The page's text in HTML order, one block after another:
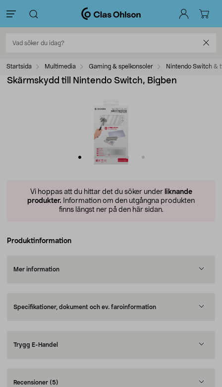
Startsida Multimedia Gaming & spelkonsoler Nintendo Switch &
Skärmskydd till Nintendo Switch, Bigben
Vi hoppas att du hittar det du söker under liknande
produkter. Information om den utgångna produkten
finns längst ner på den här sidan.
Produktinformation
Mer information
Specifikationer, dokument och ev. faroinformation
Trygg E-Handel
Recensioner (5)